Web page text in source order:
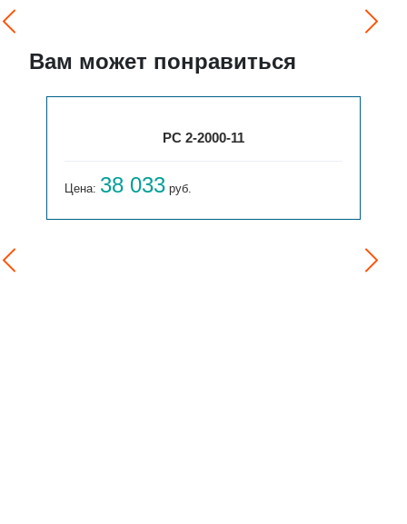
Вам может понравиться
РС 2-2000-11
Цена: 38 033 руб.